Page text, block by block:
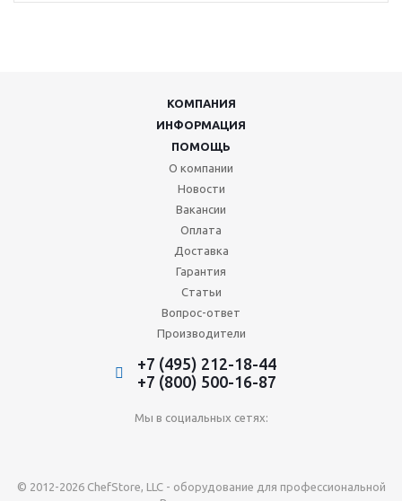
КОМПАНИЯ
ИНФОРМАЦИЯ
ПОМОЩЬ
О компании
Новости
Вакансии
Оплата
Доставка
Гарантия
Статьи
Вопрос-ответ
Производители
+7 (495) 212-18-44
+7 (800) 500-16-87
Мы в социальных сетях:
© 2012-2026 ChefStore, LLC - оборудование для профессиональной